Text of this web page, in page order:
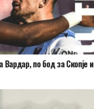
по бод за Скопје и